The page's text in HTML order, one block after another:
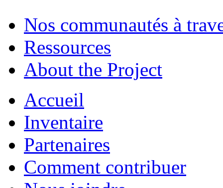
Nos communautés à
Ressources
About the Project
Accueil
Inventaire
Partenaires
Comment contribuer